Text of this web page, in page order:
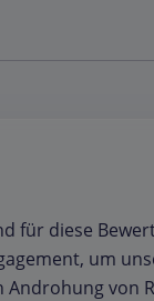
für diese
um
Androhung von